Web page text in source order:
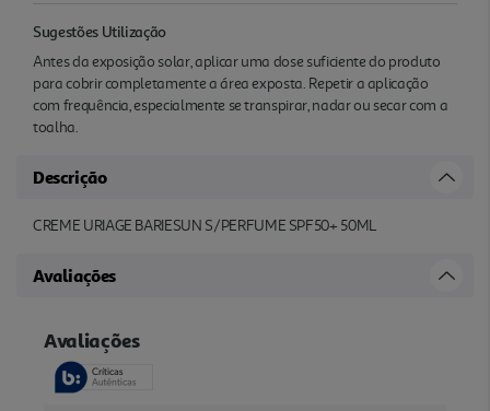
Sugestões Utilização
Antes da exposição solar, aplicar uma dose suficiente do produto
para cobrir completamente a área exposta. Repetir a aplicação
com frequência, especialmente se transpirar, nadar ou secar com a
toalha.
Descrição
CREME URIAGE BARIESUN S/PERFUME SPF50+ 50ML
Avaliações